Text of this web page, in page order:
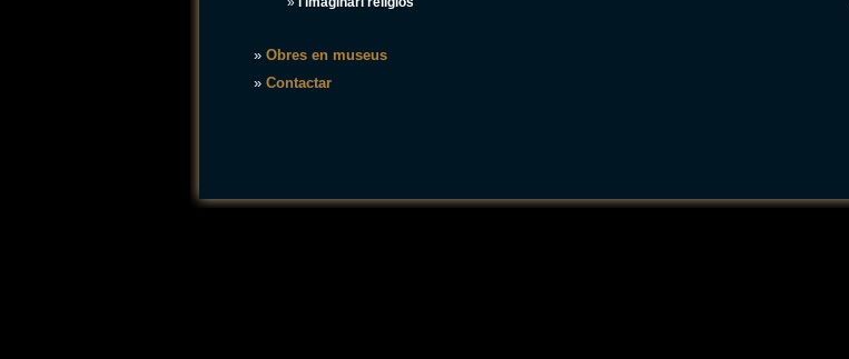
» Obres en museus
» Contactar